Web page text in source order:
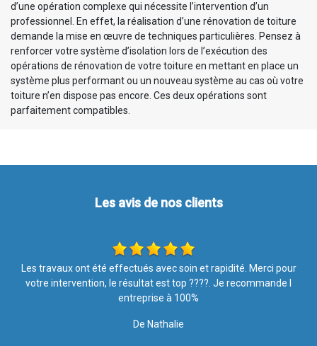
d’une opération complexe qui nécessite l’intervention d’un
professionnel. En effet, la réalisation d’une rénovation de toiture
demande la mise en œuvre de techniques particulières. Pensez à
renforcer votre système d’isolation lors de l’exécution des
opérations de rénovation de votre toiture en mettant en place un
système plus performant ou un nouveau système au cas où votre
toiture n’en dispose pas encore. Ces deux opérations sont
parfaitement compatibles.
Les avis de nos clients
Travail parfait, très soigné, très propre. Explications fournies
agréablement données par l'intervenant très poli (et donc
agréablement reçues par mes soins). Entreprise très